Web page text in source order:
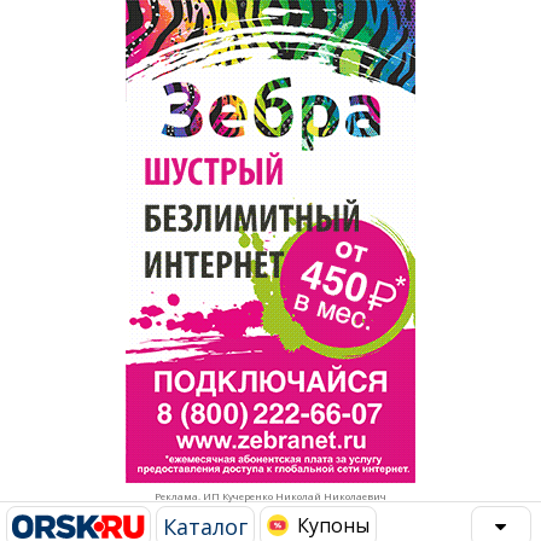
Реклама. ИП Кучеренко Николай Николаевич
Каталог Купоны
Рестораны, кафе, бары
Развлечения и отдых
Спорт Фитнес
Недвижимость
Красота Косметология
Торговля
Бизнес и финансы
Юристы, Экспертиза, Страхование
Ремонт
Социальные организации
Это интересно
Администрация
Популярное →